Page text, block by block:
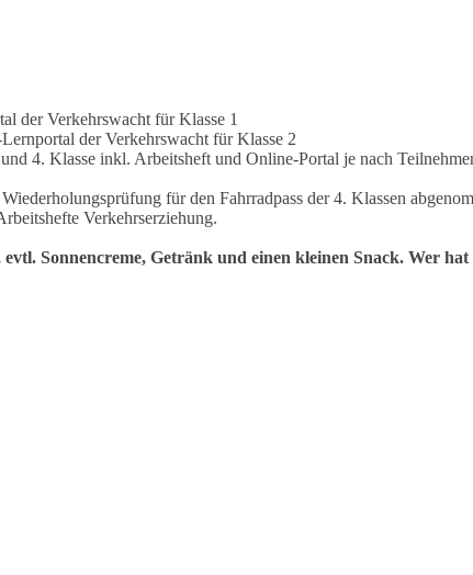
der Verkehrswacht für Klasse 1
der Verkehrswacht für Klasse 2
4. Klasse inkl. Arbeitsheft und Online-Portal je nach
für den Fahrradpass der 4. Klassen
Verkehrserziehung.
Sonnencreme, Getränk und einen kleinen Snack. Wer